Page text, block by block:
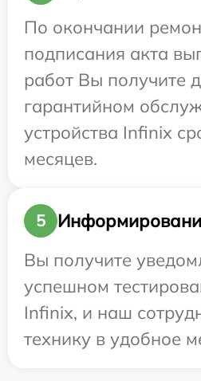
По окончании
подписания акта
работ Вы получите
гарантийном
устройства Infinix
месяцев.
5
Вы получите
успешном
Infinix, и наш
технику в удобное